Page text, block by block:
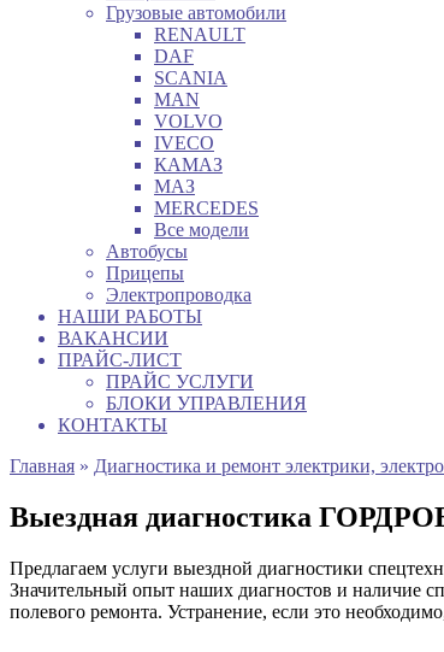
Грузовые автомобили
RENAULT
DAF
SCANIA
MAN
VOLVO
IVECO
КАМАЗ
МАЗ
MERCEDES
Все модели
Автобусы
Прицепы
Электропроводка
НАШИ РАБОТЫ
ВАКАНСИИ
ПРАЙС-ЛИСТ
ПРАЙС УСЛУГИ
БЛОКИ УПРАВЛЕНИЯ
КОНТАКТЫ
Главная » Диагностика и ремонт электрики,
Выездная диагностика
Предлагаем услуги выездной диагностики
Значительный опыт наших диагностов и наличие
полевого ремонта. Устранение, если это